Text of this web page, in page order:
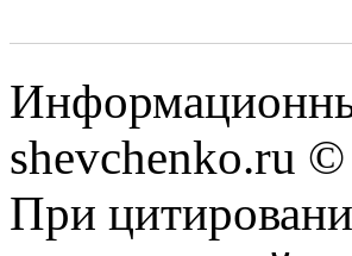
shevchenko.ru ©
При